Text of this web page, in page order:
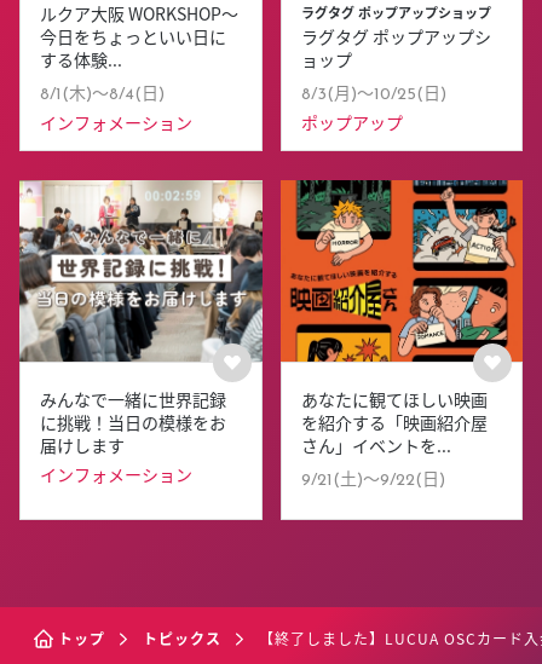
ルクア大阪 WORKSHOP～
今日をちょっといい日に
する体験...
8/1(木)〜8/4(日)
インフォメーション
ラグタグ ポップアップショップ
ラグタグ ポップアップシ
ョップ
8/3(月)〜10/25(日)
ポップアップ
みんなで⼀緒に世界記録
に挑戦！当日の模様をお
届けします
インフォメーション
あなたに観てほしい映画
を紹介する「映画紹介屋
さん」イベントを...
9/21(土)〜9/22(日)
トップ トピックス 【終了しました】LUCUA OSCカード